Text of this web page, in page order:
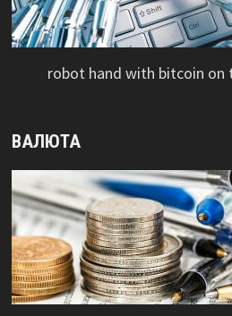
robot hand with bitcoin on
ВАЛЮТА